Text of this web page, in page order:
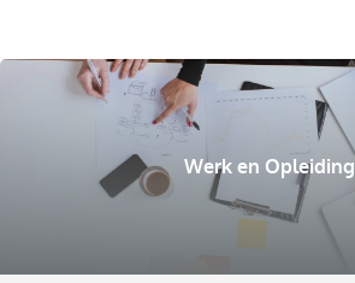
Werk en Opleiding